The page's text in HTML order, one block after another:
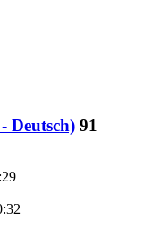
Deutsch) 91